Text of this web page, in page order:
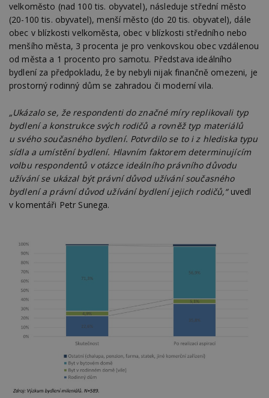
velkoměsto (nad 100 tis. obyvatel), následuje střední město
(20-100 tis. obyvatel), menší město (do 20 tis. obyvatel), dále
obec v blízkosti velkoměsta, obec v blízkosti středního nebo
menšího města, 3 procenta je pro venkovskou obec vzdálenou
od města a 1 procento pro samotu. Představa ideálního
bydlení za předpokladu, že by nebyli nijak finančně omezeni, je
prostorný rodinný dům se zahradou či moderní vila.
„Ukázalo se, že respondenti do značné míry replikovali typ
bydlení a konstrukce svých rodičů a rovněž typ materiálů
u svého současného bydlení. Potvrdilo se to i z hlediska typu
sídla a umístění bydlení. Hlavním faktorem determinujícím
volbu respondentů v otázce ideálního právního důvodu
užívání se ukázal být právní důvod užívání současného
bydlení a právní důvod užívání bydlení jejich rodičů,“uvedl
v komentáři Petr Sunega.